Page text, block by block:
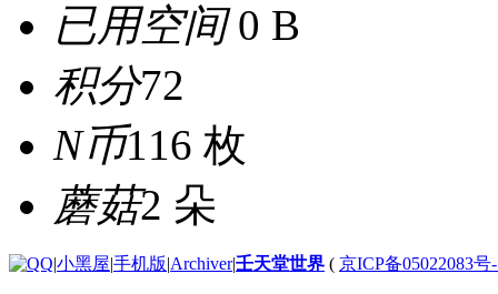
已用空间0 B
积分72
N币116 枚
蘑菇2 朵
|小黑屋|手机版|Archiver|壬天堂世界 ( 京ICP备05022083号